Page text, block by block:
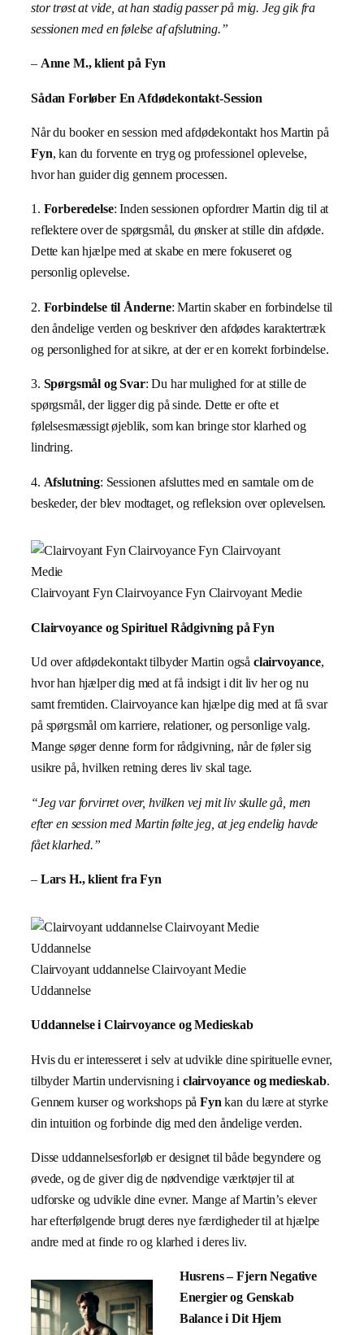
stor trøst at vide, at han stadig passer på mig. Jeg gik fra
sessionen med en følelse af afslutning.”
– Anne M., klient på Fyn
Sådan Forløber En Afdødekontakt-Session
Når du booker en session med afdødekontakt hos Martin på
Fyn, kan du forvente en tryg og professionel oplevelse,
hvor han guider dig gennem processen.
1. Forberedelse: Inden sessionen opfordrer Martin dig til at
reflektere over de spørgsmål, du ønsker at stille din afdøde.
Dette kan hjælpe med at skabe en mere fokuseret og
personlig oplevelse.
2. Forbindelse til Ånderne: Martin skaber en forbindelse til
den åndelige verden og beskriver den afdødes karaktertræk
og personlighed for at sikre, at der er en korrekt forbindelse.
3. Spørgsmål og Svar: Du har mulighed for at stille de
spørgsmål, der ligger dig på sinde. Dette er ofte et
følelsesmæssigt øjeblik, som kan bringe stor klarhed og
lindring.
4. Afslutning: Sessionen afsluttes med en samtale om de
beskeder, der blev modtaget, og refleksion over oplevelsen.
Clairvoyant Fyn Clairvoyance Fyn Clairvoyant Medie
Clairvoyance og Spirituel Rådgivning på Fyn
Ud over afdødekontakt tilbyder Martin også clairvoyance,
hvor han hjælper dig med at få indsigt i dit liv her og nu
samt fremtiden. Clairvoyance kan hjælpe dig med at få svar
på spørgsmål om karriere, relationer, og personlige valg.
Mange søger denne form for rådgivning, når de føler sig
usikre på, hvilken retning deres liv skal tage.
“Jeg var forvirret over, hvilken vej mit liv skulle gå, men
efter en session med Martin følte jeg, at jeg endelig havde
fået klarhed.”
– Lars H., klient fra Fyn
Clairvoyant uddannelse Clairvoyant Medie
Uddannelse
Uddannelse i Clairvoyance og Medieskab
Hvis du er interesseret i selv at udvikle dine spirituelle evner,
tilbyder Martin undervisning i clairvoyance og medieskab.
Gennem kurser og workshops påFyn kan du lære at styrke
din intuition og forbinde dig med den åndelige verden.
Disse uddannelsesforløb er designet til både begyndere og
øvede, og de giver dig de nødvendige værktøjer til at
udforske og udvikle dine evner. Mange af Martin’s elever
har efterfølgende brugt deres nye færdigheder til at hjælpe
andre med at finde ro og klarhed i deres liv.
Husrens – Fjern Negative
Energier og Genskab
Balance i Dit Hjem